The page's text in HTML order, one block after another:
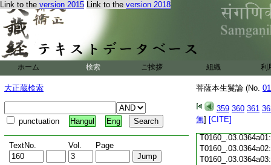
Link to the version 2015 Link to the version 2018
ホーム 検索 ご挨拶 組織 利
大正蔵検索
punctuation Hangul Eng
TextNo. Vol. Page
菩薩本生鬘論 (No.
359 360 361
無] [CITE]
T0160_.03.0363c23: